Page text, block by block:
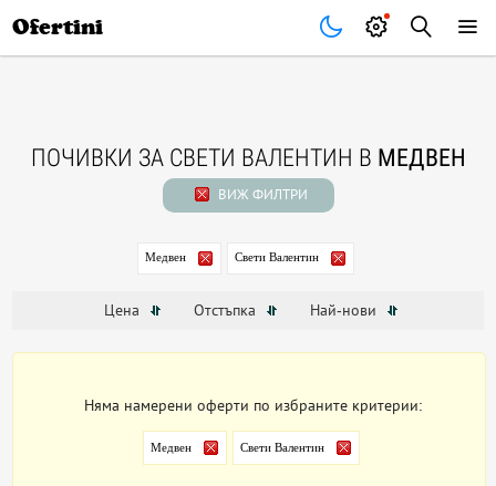
Ofertini
ПОЧИВКИ ЗА СВЕТИ ВАЛЕНТИН В МЕДВЕН
ВИЖ ФИЛТРИ
Медвен Свети Валентин
Цена Отстъпка Най-нови
Няма намерени оферти по избраните критерии:
Медвен Свети Валентин